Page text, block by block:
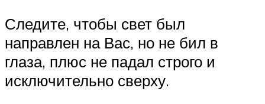
Следите, чтобы свет был
направлен на Вас, но не бил в
глаза, плюс не падал строго и
исключительно сверху.